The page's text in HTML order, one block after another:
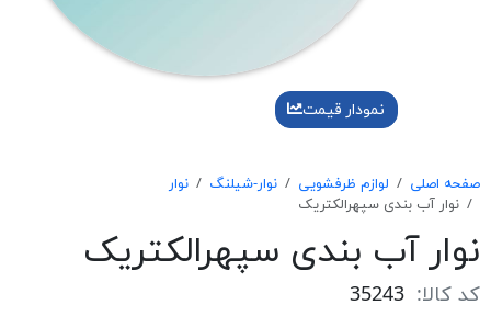
نمودار قیمت
صفحه اصلی لوازم ظرفشویی نوار-شیلنگ
نوار
نوار آب بندی سپهرالكتريک
نوار آب بندی سپهرالكتريک
کد کالا: 35243